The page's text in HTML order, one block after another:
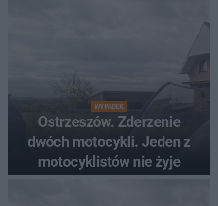
WYPADEK
Ostrzeszów. Zderzenie
dwóch motocykli. Jeden z
motocyklistów nie żyje